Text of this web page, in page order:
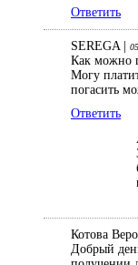
Ответить
SEREGA |
Как можно
Могу
погасить
Ответить
Котова
Добрый